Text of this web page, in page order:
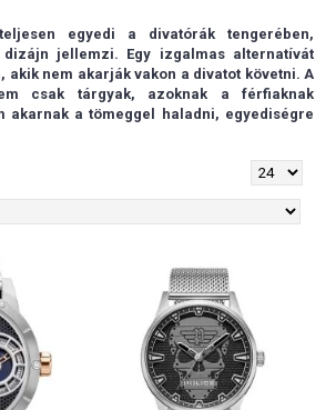
egyedi a divatórák tengerében,
dizájn jellemzi. Egy izgalmas alternatívát
akik nem akarják vakon a divatot követni. A
csak tárgyak, azoknak a férfiaknak
akarnak a tömeggel haladni, egyediségre